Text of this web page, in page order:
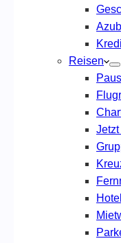
Reisen
Hotel